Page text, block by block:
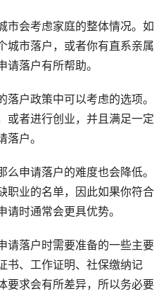
市会考虑家庭的整体情况。如
城市落户，或者你有直系亲属
落户有所帮助。
落户政策中可以考虑的选项。
或者进行创业，并且满足一定
户。
么申请落户的难度也会降低。
职业的名单，因此如果你符合
时通常会更具优势。
请落户时需要准备的一些主要
书、工作证明、社保缴纳记
要求会有所差异，所以务必要